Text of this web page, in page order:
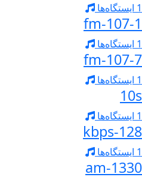
1 ایستگاه‌ها
107-1-fm
1 ایستگاه‌ها
107-7-fm
1 ایستگاه‌ها
10s
1 ایستگاه‌ها
128-kbps
1 ایستگاه‌ها
1330-am